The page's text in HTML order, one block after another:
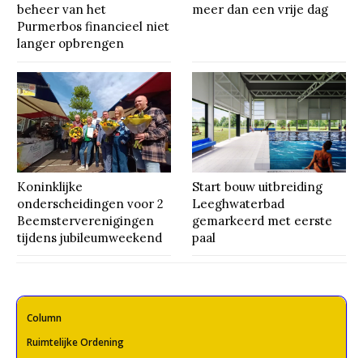
beheer van het
Purmerbos financieel niet
langer opbrengen
meer dan een vrije dag
Koninklijke
onderscheidingen voor 2
Beemsterverenigingen
tijdens jubileumweekend
Start bouw uitbreiding
Leeghwaterbad
gemarkeerd met eerste
paal
Column
Ruimtelijke Ordening